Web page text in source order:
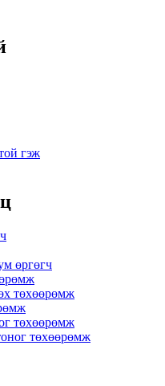
гэж
өргөгч
төхөөрөмж
төхөөрөмж
төхөөрөмж